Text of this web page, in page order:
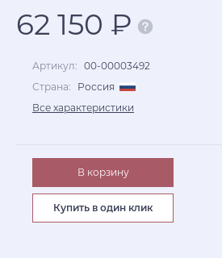
62 150 ₽
Артикул: 00-00003492
Страна:
Россия
Все характеристики
В корзину
Купить в один клик